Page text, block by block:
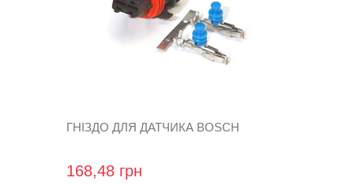
ГНІЗДО ДЛЯ ДАТЧИКА BOSCH
168,48 грн